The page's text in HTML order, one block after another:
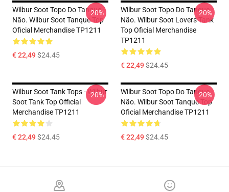
Wilbur Soot Topo Do Tanque -
Não. Wilbur Soot Tanque Top
Oficial Merchandise TP1211
€ 22,49$24.45
-20%
Wilbur Soot Topo Do Tanque -
Não. Wilbur Soot Lovers Tank
Top Oficial Merchandise
TP1211
€ 22,49$24.45
-20%
Wilbur Soot Tank Tops - Wilbur
Soot Tank Top Official
Merchandise TP1211
€ 22,49$24.45
-20%
Wilbur Soot Topo Do Tanque -
Não. Wilbur Soot Tanque Top
Oficial Merchandise TP1211
€ 22,49$24.45
-20%